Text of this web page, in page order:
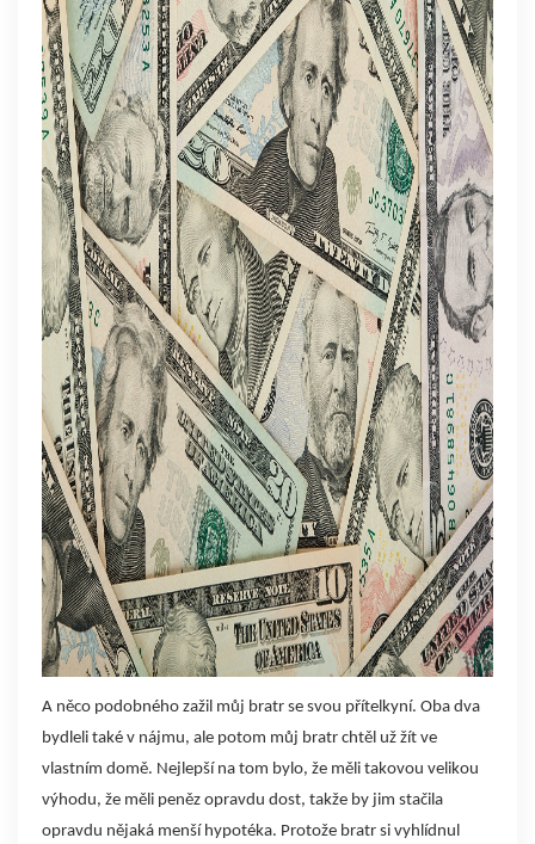
A něco podobného zažil můj bratr se svou přítelkyní. Oba dva
bydleli také v nájmu, ale potom můj bratr chtěl už žít ve
vlastním domě. Nejlepší na tom bylo, že měli takovou velikou
výhodu, že měli peněz opravdu dost, takže by jim stačila
opravdu nějaká menší hypotéka. Protože bratr si vyhlídnul